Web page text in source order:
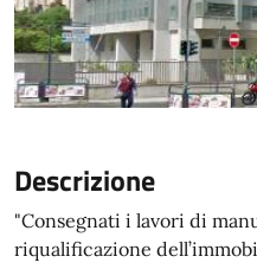
Descrizione
"Consegnati i lavori di
riqualificazione